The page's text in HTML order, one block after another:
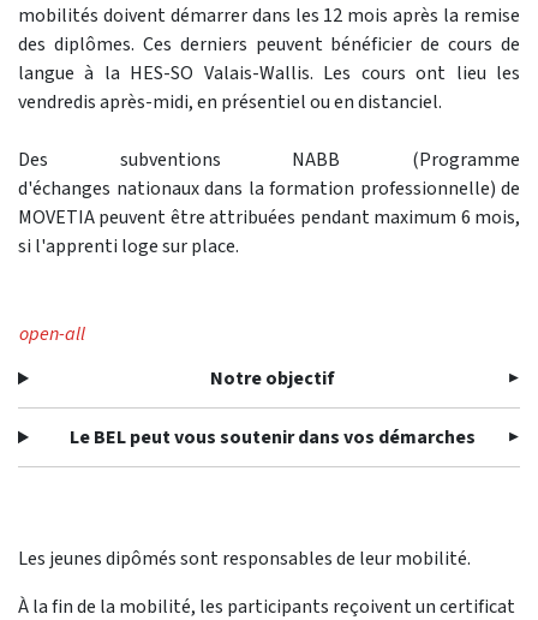
mobilités doivent démarrer dans les 12 mois après la remise
des diplômes. Ces derniers peuvent bénéficier de cours de
langue à la HES-SO Valais-Wallis. Les cours ont lieu les
vendredis après-midi, en présentiel ou en distanciel.
Des subventions NABB (Programme
d'échanges nationaux dans la formation professionnelle) de
MOVETIA peuvent être attribuées pendant maximum 6 mois,
si l'apprenti loge sur place.
open-all
Notre objectif
Le BEL peut vous soutenir dans vos démarches
Les jeunes dipômés sont responsables de leur mobilité.
À la fin de la mobilité, les participants reçoivent un certificat